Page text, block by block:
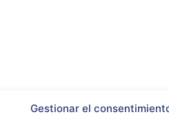
Gestionar el